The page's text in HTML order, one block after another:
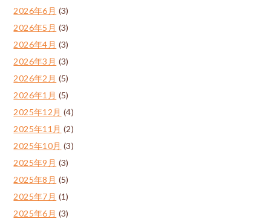
2026年6月 (3)
2026年5月 (3)
2026年4月 (3)
2026年3月 (3)
2026年2月 (5)
2026年1月 (5)
2025年12月 (4)
2025年11月 (2)
2025年10月 (3)
2025年9月 (3)
2025年8月 (5)
2025年7月 (1)
2025年6月 (3)